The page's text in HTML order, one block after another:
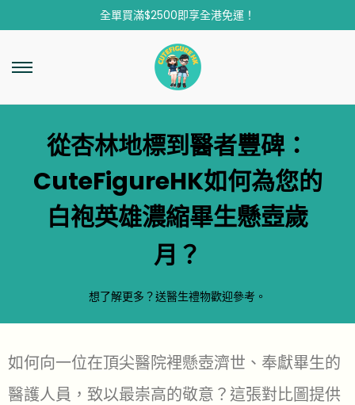
全單買滿$2500即享全港免運！
從杏林地標到醫者豐碑：
CuteFigureHK如何為您的
白袍英雄濃縮畢生懸壺歲
月？
想了解更多？送醫生禮物歡迎參考。
如何向一位在頂尖醫院裡懸壺濟世、奉獻畢生的
醫護人員，致以最崇高的敬意？這張對比圖提供